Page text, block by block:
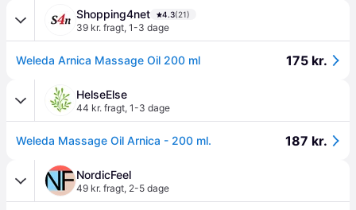
Shopping4net 4.3(21)
39 kr. fragt, 1-3 dage
Weleda Arnica Massage Oil 200 ml 175 kr.
HelseElse
44 kr. fragt, 1-3 dage
Weleda Massage Oil Arnica - 200 ml. 187 kr.
NordicFeel
49 kr. fragt, 2-5 dage